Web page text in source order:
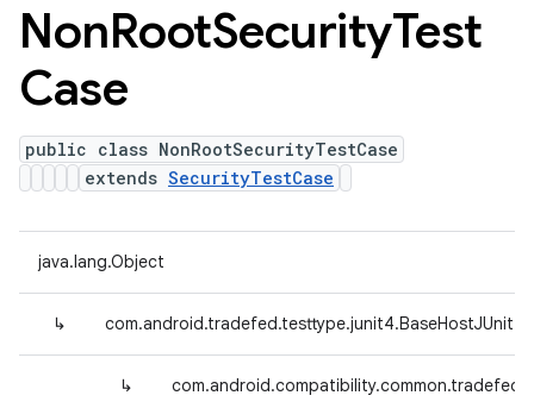
NonRootSecurityTest
Case
public class NonRootSecurityTestCase
extends SecurityTestCase
java.lang.Object
↳
↳